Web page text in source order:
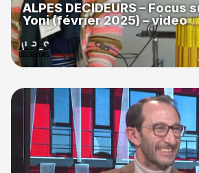
ALPES DECIDEURS – Focus
Yoni (février 2025) – video